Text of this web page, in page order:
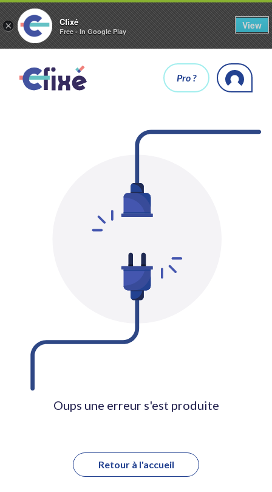
× Cfixé
Free - In Google Play
View
Pro ?
Oups une erreur s'est produite
Retour à l'accueil